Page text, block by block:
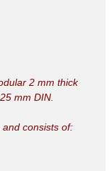
2 mm thick
mm DIN.
consists of: